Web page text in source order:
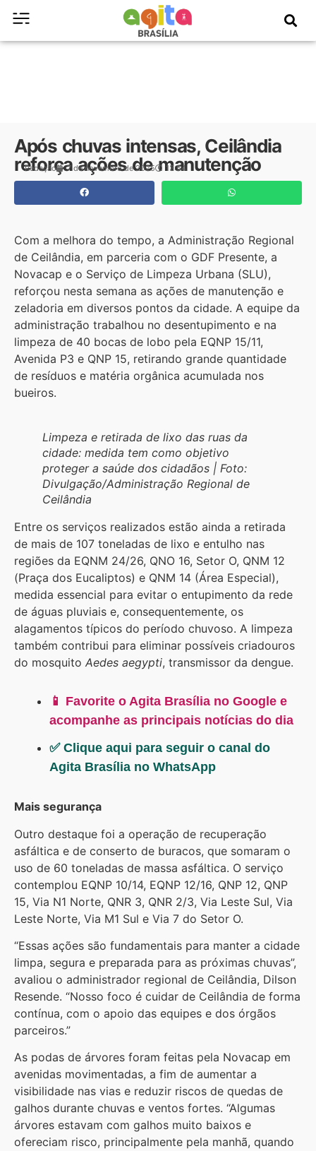
Após chuvas intensas, Ceilândia
reforça ações de manutenção
Redação 7 de novembro de 2025 13:54
Com a melhora do tempo, a Administração Regional
de Ceilândia, em parceria com o GDF Presente, a
Novacap e o Serviço de Limpeza Urbana (SLU),
reforçou nesta semana as ações de manutenção e
zeladoria em diversos pontos da cidade. A equipe da
administração trabalhou no desentupimento e na
limpeza de 40 bocas de lobo pela EQNP 15/11,
Avenida P3 e QNP 15, retirando grande quantidade
de resíduos e matéria orgânica acumulada nos
bueiros.
Limpeza e retirada de lixo das ruas da
cidade: medida tem como objetivo
proteger a saúde dos cidadãos | Foto:
Divulgação/Administração Regional de
Ceilândia
Entre os serviços realizados estão ainda a retirada
de mais de 107 toneladas de lixo e entulho nas
regiões da EQNM 24/26, QNO 16, Setor O, QNM 12
(Praça dos Eucaliptos) e QNM 14 (Área Especial),
medida essencial para evitar o entupimento da rede
de águas pluviais e, consequentemente, os
alagamentos típicos do período chuvoso. A limpeza
também contribui para eliminar possíveis criadouros
do mosquito Aedes aegypti, transmissor da dengue.
📱 Favorite o Agita Brasília no Google e
acompanhe as principais notícias do dia
✅ Clique aqui para seguir o canal do
Agita Brasília no WhatsApp
Mais segurança
Outro destaque foi a operação de recuperação
asfáltica e de conserto de buracos, que somaram o
uso de 60 toneladas de massa asfáltica. O serviço
contemplou EQNP 10/14, EQNP 12/16, QNP 12, QNP
15, Via N1 Norte, QNR 3, QNR 2/3, Via Leste Sul, Via
Leste Norte, Via M1 Sul e Via 7 do Setor O.
“Essas ações são fundamentais para manter a cidade
limpa, segura e preparada para as próximas chuvas”,
avaliou o administrador regional de Ceilândia, Dilson
Resende. “Nosso foco é cuidar de Ceilândia de forma
contínua, com o apoio das equipes e dos órgãos
parceiros.”
As podas de árvores foram feitas pela Novacap em
avenidas movimentadas, a fim de aumentar a
visibilidade nas vias e reduzir riscos de quedas de
galhos durante chuvas e ventos fortes. “Algumas
árvores estavam com galhos muito baixos e
ofereciam risco, principalmente pela manhã, quando